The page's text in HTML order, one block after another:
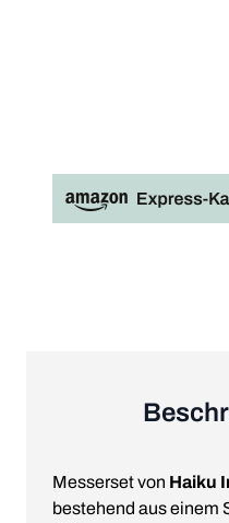
Messerset von Haiku
bestehend aus einem